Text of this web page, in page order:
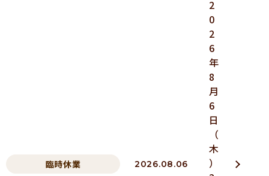
臨時休業 2026.08.06
2
0
2
6
年
8
月
6
日
（
木
）